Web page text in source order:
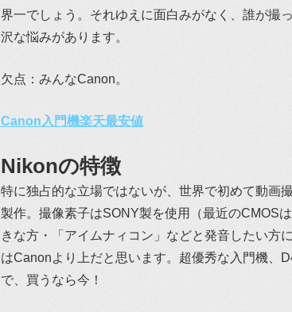
界一でしょう。それゆえに面白みがなく、誰が撮
沢な悩みがあります。
欠点：みんなCanon。
Canon入門機楽天最安値
Nikonの特徴
特に独占的な立場ではないが、世界で初めて動画
製作。撮像素子はSONY製を使用（最近のCMOS
きな方・「アイムナィコン」などと発音したい方
はCanonより上だと思います。超優秀な入門機、
で、買うなら今！